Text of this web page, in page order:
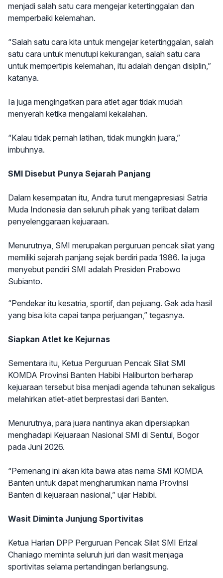
menjadi salah satu cara mengejar ketertinggalan dan
memperbaiki kelemahan.
“Salah satu cara kita untuk mengejar ketertinggalan, salah
satu cara untuk menutupi kekurangan, salah satu cara
untuk mempertipis kelemahan, itu adalah dengan disiplin,”
katanya.
Ia juga mengingatkan para atlet agar tidak mudah
menyerah ketika mengalami kekalahan.
“Kalau tidak pernah latihan, tidak mungkin juara,”
imbuhnya.
SMI Disebut Punya Sejarah Panjang
Dalam kesempatan itu, Andra turut mengapresiasi Satria
Muda Indonesia dan seluruh pihak yang terlibat dalam
penyelenggaraan kejuaraan.
Menurutnya, SMI merupakan perguruan pencak silat yang
memiliki sejarah panjang sejak berdiri pada 1986. Ia juga
menyebut pendiri SMI adalah Presiden Prabowo
Subianto.
“Pendekar itu kesatria, sportif, dan pejuang. Gak ada hasil
yang bisa kita capai tanpa perjuangan,” tegasnya.
Siapkan Atlet ke Kejurnas
Sementara itu, Ketua Perguruan Pencak Silat SMI
KOMDA Provinsi Banten Habibi Haliburton berharap
kejuaraan tersebut bisa menjadi agenda tahunan sekaligus
melahirkan atlet-atlet berprestasi dari Banten.
Menurutnya, para juara nantinya akan dipersiapkan
menghadapi Kejuaraan Nasional SMI di Sentul, Bogor
pada Juni 2026.
“Pemenang ini akan kita bawa atas nama SMI KOMDA
Banten untuk dapat mengharumkan nama Provinsi
Banten di kejuaraan nasional,” ujar Habibi.
Wasit Diminta Junjung Sportivitas
Ketua Harian DPP Perguruan Pencak Silat SMI Erizal
Chaniago meminta seluruh juri dan wasit menjaga
sportivitas selama pertandingan berlangsung.